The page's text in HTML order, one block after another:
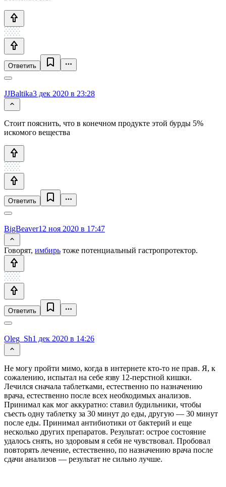
Ответить
JJBaltika3 дек 2020 в 23:28
Стоит пояснить, что в конечном продукте этой бурды 5%
искомого вещества
Ответить
BigBeaver12 ноя 2020 в 17:47
Говорят, имбирь тоже потенциальный гастропротектор.
Ответить
Oleg_Sh1 дек 2020 в 14:26
Не могу пройти мимо, когда в интернете кто-то не прав. Я, к
сожалению, испытал на себе язву 12-перстной кишки.
Лечился сначала таблетками, естественно по назначению
врача, естественно после всех необходимых анализов.
Принимал как мог аккуратно: ставил будильники, чтобы
съесть одну таблетку за 30 минут до еды, другую — 30 минут
после еды. Принимал антибиотики от бактерий и еще
несколько других препаратов. Результат: острое состояние
удалось снять, но здоровым я себя не чувствовал. Пробовал
повторять лечение, естественно, по назначению врача после
сдачи анализов — результат не сильно лучше.